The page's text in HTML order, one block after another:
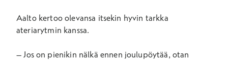
Aalto kertoo olevansa itsekin hyvin tarkka
ateriarytmin kanssa.
– Jos on pienikin nälkä ennen joulupöytää, otan